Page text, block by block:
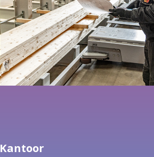
Kantoor